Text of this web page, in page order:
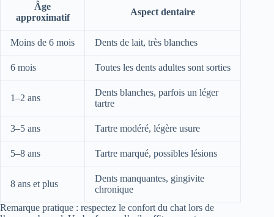
Âge
approximatif
Aspect dentaire
Moins de 6 mois Dents de lait, très blanches
6 mois Toutes les dents adultes sont sorties
1–2 ans
Dents blanches, parfois un léger
tartre
3–5 ans Tartre modéré, légère usure
5–8 ans Tartre marqué, possibles lésions
8 ans et plus
Dents manquantes, gingivite
chronique
Remarque pratique : respectez le confort du chat lors de